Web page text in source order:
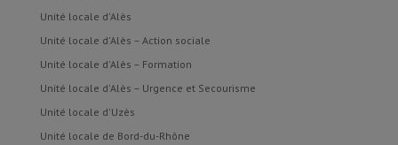
Unité locale d'Alès
Unité locale d'Alès – Action sociale
Unité locale d'Alès – Formation
Unité locale d'Alès – Urgence et Secourisme
Unité locale d'Uzès
Unité locale de Bord-du-Rhône